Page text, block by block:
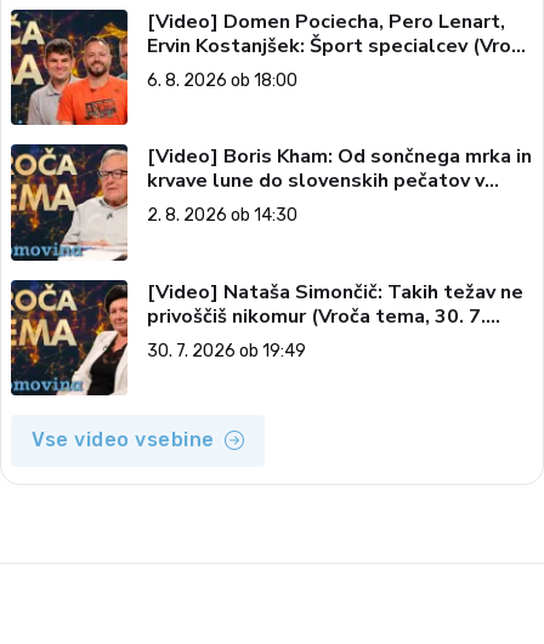
[Video] Domen Pociecha, Pero Lenart,
Ervin Kostanjšek: Šport specialcev (Vroča
tema, 6. 8. 2026)
6. 8. 2026 ob 18:00
[Video] Boris Kham: Od sončnega mrka in
krvave lune do slovenskih pečatov v
vesolju (Vroča tema, 2. 8. 2026)
2. 8. 2026 ob 14:30
[Video] Nataša Simončič: Takih težav ne
privoščiš nikomur (Vroča tema, 30. 7.
2026)
30. 7. 2026 ob 19:49
Vse video vsebine